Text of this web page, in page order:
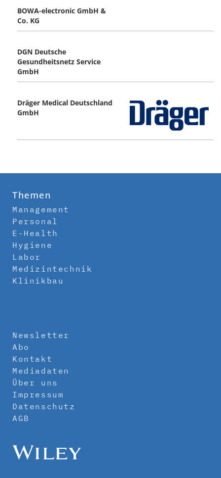
BOWA-electronic GmbH &
Co. KG
DGN Deutsche
Gesundheitsnetz Service
GmbH
Dräger Medical Deutschland
GmbH
Themen
Management
Personal
E-Health
Hygiene
Labor
Medizintechnik
Klinikbau
Newsletter
Abo
Kontakt
Mediadaten
Über uns
Impressum
Datenschutz
AGB